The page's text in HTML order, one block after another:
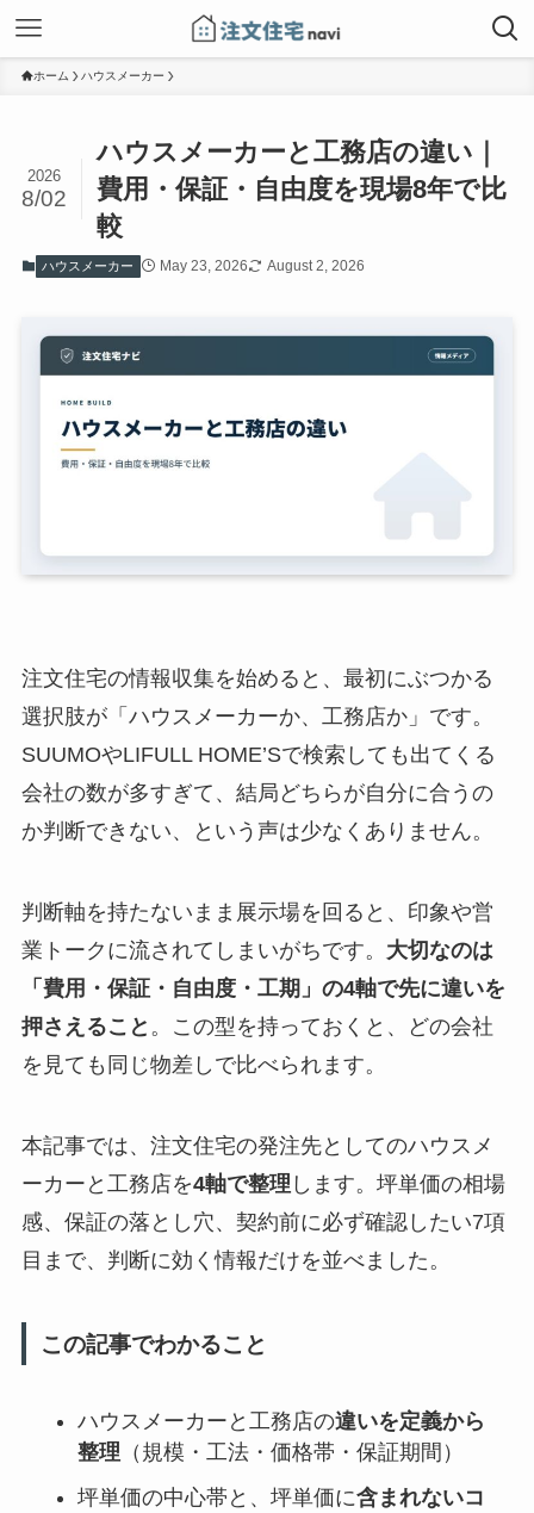
ホーム ハウスメーカー
ハウスメーカーと工務店の違い｜
費用・保証・自由度を現場8年で比
較
2026
8/02
ハウスメーカー May 23, 2026 August 2, 2026
注文住宅の情報収集を始めると、最初にぶつかる
選択肢が「ハウスメーカーか、工務店か」です。
SUUMOやLIFULL HOME’Sで検索しても出てくる
会社の数が多すぎて、結局どちらが自分に合うの
か判断できない、という声は少なくありません。
判断軸を持たないまま展示場を回ると、印象や営
業トークに流されてしまいがちです。 大切なのは
「費用・保証・自由度・工期」の4軸で先に違いを
押さえること 。この型を持っておくと、どの会社
を見ても同じ物差しで比べられます。
本記事では、注文住宅の発注先としてのハウスメ
ーカーと工務店を4軸で整理 します。坪単価の相場
感、保証の落とし穴、契約前に必ず確認したい7項
目まで、判断に効く情報だけを並べました。
この記事でわかること
ハウスメーカーと工務店の違いを定義から
整理 （規模・工法・価格帯・保証期間）
坪単価の中心帯と、坪単価に含まれないコ